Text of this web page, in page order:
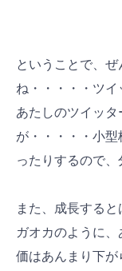
ということで、
ね・・・・・ツイ
あたしのツイッ
が・・・・・小
ったりするので、
また、成長する
ガオカのように
価はあんまり下が